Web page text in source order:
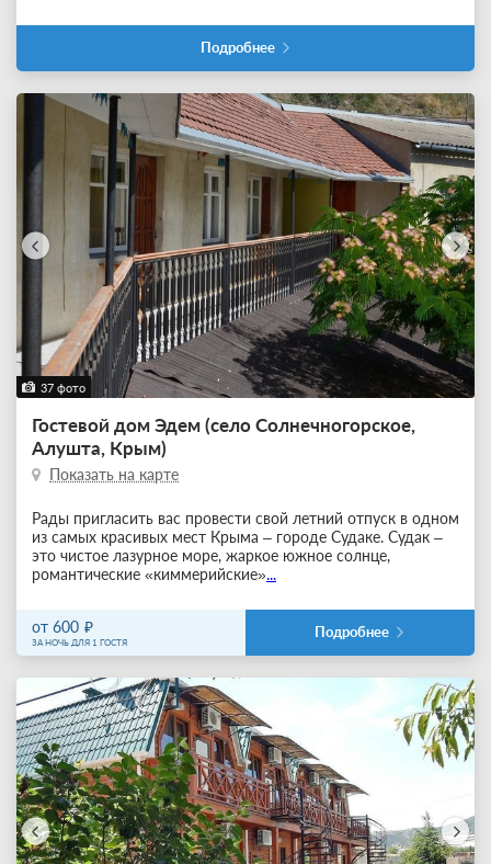
Подробнее
37 фото
Гостевой дом Эдем (село Солнечногорское,
Алушта, Крым)
Показать на карте
Рады пригласить вас провести свой летний отпуск в одном
из самых красивых мест Крыма – городе Судаке. Судак –
это чистое лазурное море, жаркое южное солнце,
романтические «киммерийские»...
от 600
ЗА НОЧЬ ДЛЯ 1 ГОСТЯ
Подробнее